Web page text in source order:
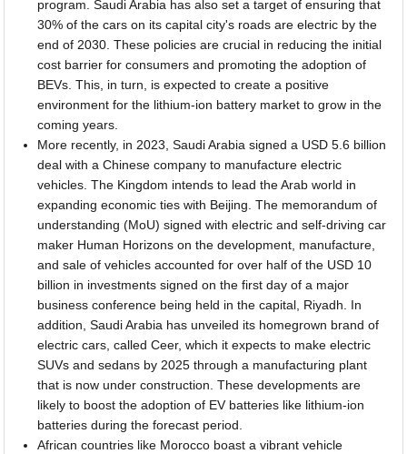
program. Saudi Arabia has also set a target of ensuring that
30% of the cars on its capital city's roads are electric by the
end of 2030. These policies are crucial in reducing the initial
cost barrier for consumers and promoting the adoption of
BEVs. This, in turn, is expected to create a positive
environment for the lithium-ion battery market to grow in the
coming years.
More recently, in 2023, Saudi Arabia signed a USD 5.6 billion
deal with a Chinese company to manufacture electric
vehicles. The Kingdom intends to lead the Arab world in
expanding economic ties with Beijing. The memorandum of
understanding (MoU) signed with electric and self-driving car
maker Human Horizons on the development, manufacture,
and sale of vehicles accounted for over half of the USD 10
billion in investments signed on the first day of a major
business conference being held in the capital, Riyadh. In
addition, Saudi Arabia has unveiled its homegrown brand of
electric cars, called Ceer, which it expects to make electric
SUVs and sedans by 2025 through a manufacturing plant
that is now under construction. These developments are
likely to boost the adoption of EV batteries like lithium-ion
batteries during the forecast period.
African countries like Morocco boast a vibrant vehicle